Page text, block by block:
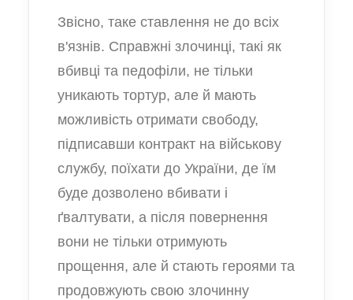
Звісно, таке ставлення не до всіх
в'язнів. Справжні злочинці, такі як
вбивці та педофіли, не тільки
уникають тортур, але й мають
можливість отримати свободу,
підписавши контракт на військову
службу, поїхати до України, де їм
буде дозволено вбивати і
ґвалтувати, а після повернення
вони не тільки отримують
прощення, але й стають героями та
продовжують свою злочинну